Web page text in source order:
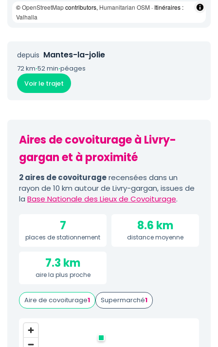
©OpenStreetMapcontributors, Humanitarian OSM · Itinéraires :
Valhalla
depuis Mantes-la-jolie
72 km·52 min·péages
Voir le trajet
Aires de covoiturage à Livry-
gargan et à proximité
2 aires de covoituragerecensées dans un
rayon de 10 km autour de Livry-gargan, issues de
la Base Nationale des Lieux de Covoiturage.
7
places de stationnement
8.6 km
distance moyenne
7.3 km
aire la plus proche
Aire de covoiturage1 Supermarché1